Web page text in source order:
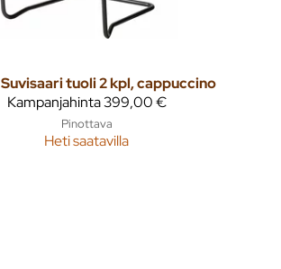
Suvisaari tuoli 2 kpl, cappuccino
Kampanjahinta399,00 €
Pinottava
Heti saatavilla